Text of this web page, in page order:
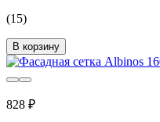
(15)
В корзину
828 ₽